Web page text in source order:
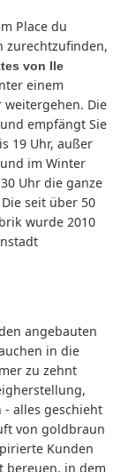
Place du
zurechtzufinden,
von Ile
einem
weitergehen. Die
empfängt Sie
19 Uhr, außer
im Winter
Uhr die ganze
seit über 50
wurde 2010
angebauten
in die
zu zehnt
- alles geschieht
von goldbraun
Kunden
bereuen, in dem